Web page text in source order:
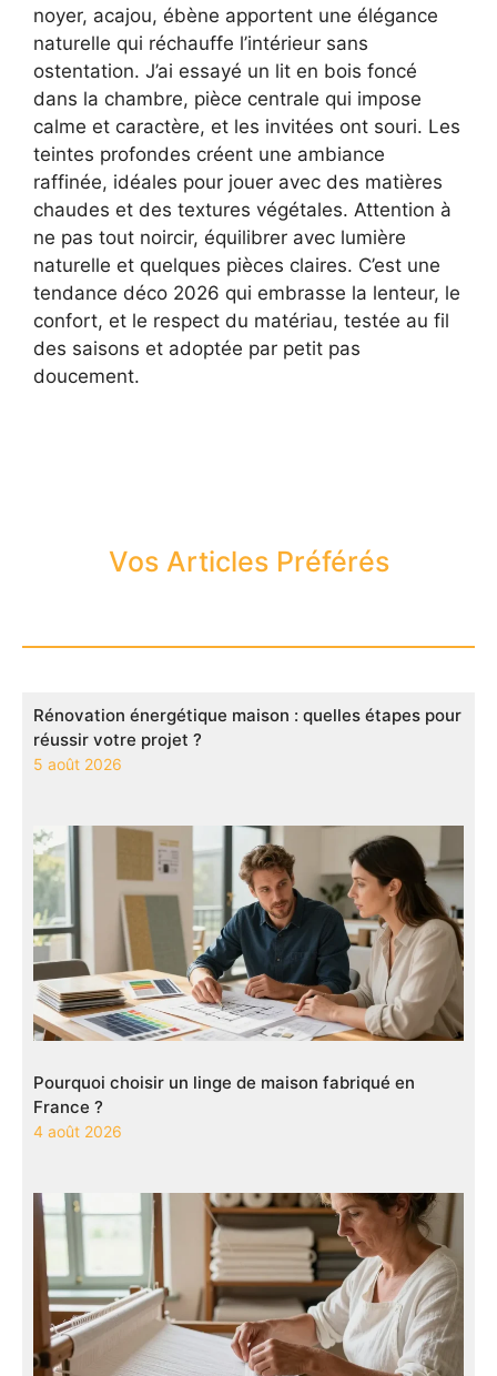
noyer, acajou, ébène apportent une élégance
naturelle qui réchauffe l’intérieur sans
ostentation. J’ai essayé un lit en bois foncé
dans la chambre, pièce centrale qui impose
calme et caractère, et les invitées ont souri. Les
teintes profondes créent une ambiance
raffinée, idéales pour jouer avec des matières
chaudes et des textures végétales. Attention à
ne pas tout noircir, équilibrer avec lumière
naturelle et quelques pièces claires. C’est une
tendance déco 2026 qui embrasse la lenteur, le
confort, et le respect du matériau, testée au fil
des saisons et adoptée par petit pas
doucement.
Vos Articles Préférés
Rénovation énergétique maison : quelles étapes pour
réussir votre projet ?
5 août 2026
Pourquoi choisir un linge de maison fabriqué en
France ?
4 août 2026